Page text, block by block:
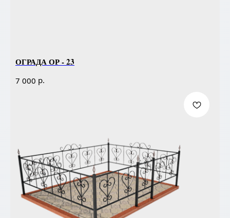
ОГРАДА ОР - 23
7 000 р.